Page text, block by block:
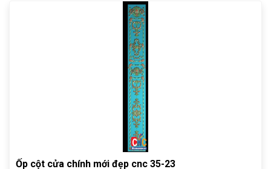
Ốp cột cửa chính mới đẹp cnc 35-23